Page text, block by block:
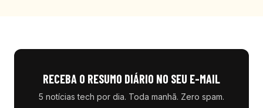
RECEBA O RESUMO DIÁRIO NO SEU E-MAIL
5 notícias tech por dia. Toda manhã. Zero spam.